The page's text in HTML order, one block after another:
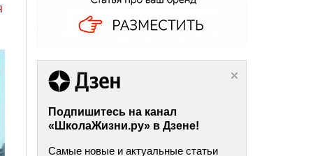
Подпишитесь на канал
«ШколаЖизни.ру» в Дзене!
Самые новые и актуальные статьи